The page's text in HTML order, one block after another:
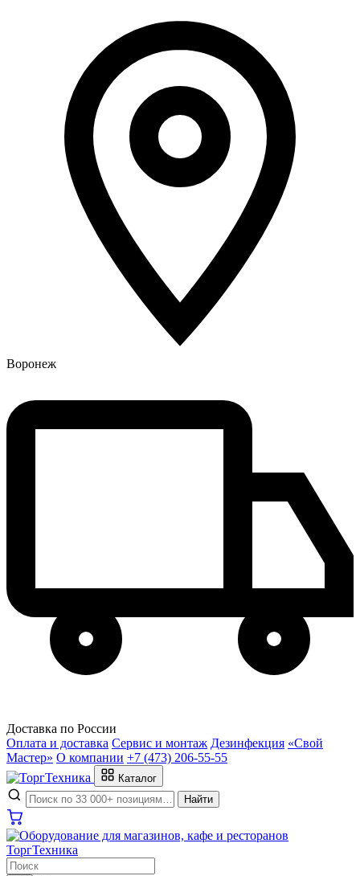
Воронеж
Доставка по России
Оплата и доставка Сервис и монтаж Дезинфекция «Свой
Мастер» О компании +7 (473) 206-55-55
Каталог
Найти